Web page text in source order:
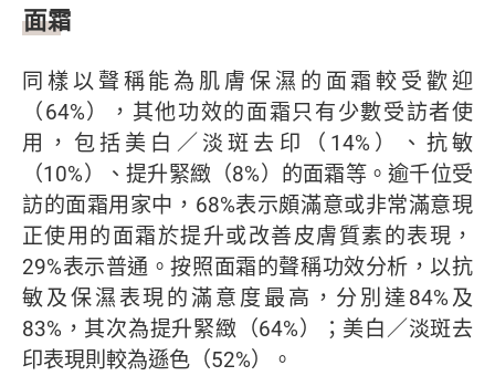
面霜
同樣以聲稱能為肌膚保濕的面霜較受歡迎
（64%），其他功效的面霜只有少數受訪者使
用，包括美白／淡斑去印（14%）、抗敏
（10%）、提升緊緻（8%）的面霜等。逾千位受
訪的面霜用家中，68%表示頗滿意或非常滿意現
正使用的面霜於提升或改善皮膚質素的表現，
29%表示普通。按照面霜的聲稱功效分析，以抗
敏及保濕表現的滿意度最高，分別達84%及
83%，其次為提升緊緻（64%）；美白／淡斑去
印表現則較為遜色（52%）。